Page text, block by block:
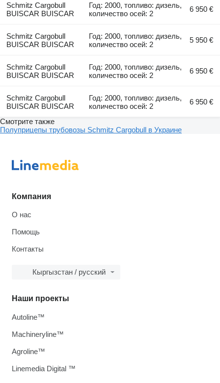
Schmitz Cargobull
BUISCAR BUISCAR
Год: 2000, топливо: дизель,
количество осей: 2
6 950 €
Schmitz Cargobull
BUISCAR BUISCAR
Год: 2000, топливо: дизель,
количество осей: 2
5 950 €
Schmitz Cargobull
BUISCAR BUISCAR
Год: 2000, топливо: дизель,
количество осей: 2
6 950 €
Schmitz Cargobull
BUISCAR BUISCAR
Год: 2000, топливо: дизель,
количество осей: 2
6 950 €
Смотрите также
Полуприцепы трубовозы Schmitz Cargobull в Украине
Компания
О нас
Помощь
Контакты
Кыргызстан / русский
Наши проекты
Autoline™
Machineryline™
Agroline™
Linemedia Digital ™